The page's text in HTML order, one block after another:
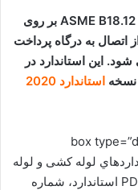
برای دانلود استاندارد ASME B18.12 خرید ASME B18.12 بر روی
اتصال به درگاه پرداخت
این استاندارد در
استاندارد 2020
[box
لوله کشی و لوله
موجود است. برای دریافت PDF استاندارد، شماره